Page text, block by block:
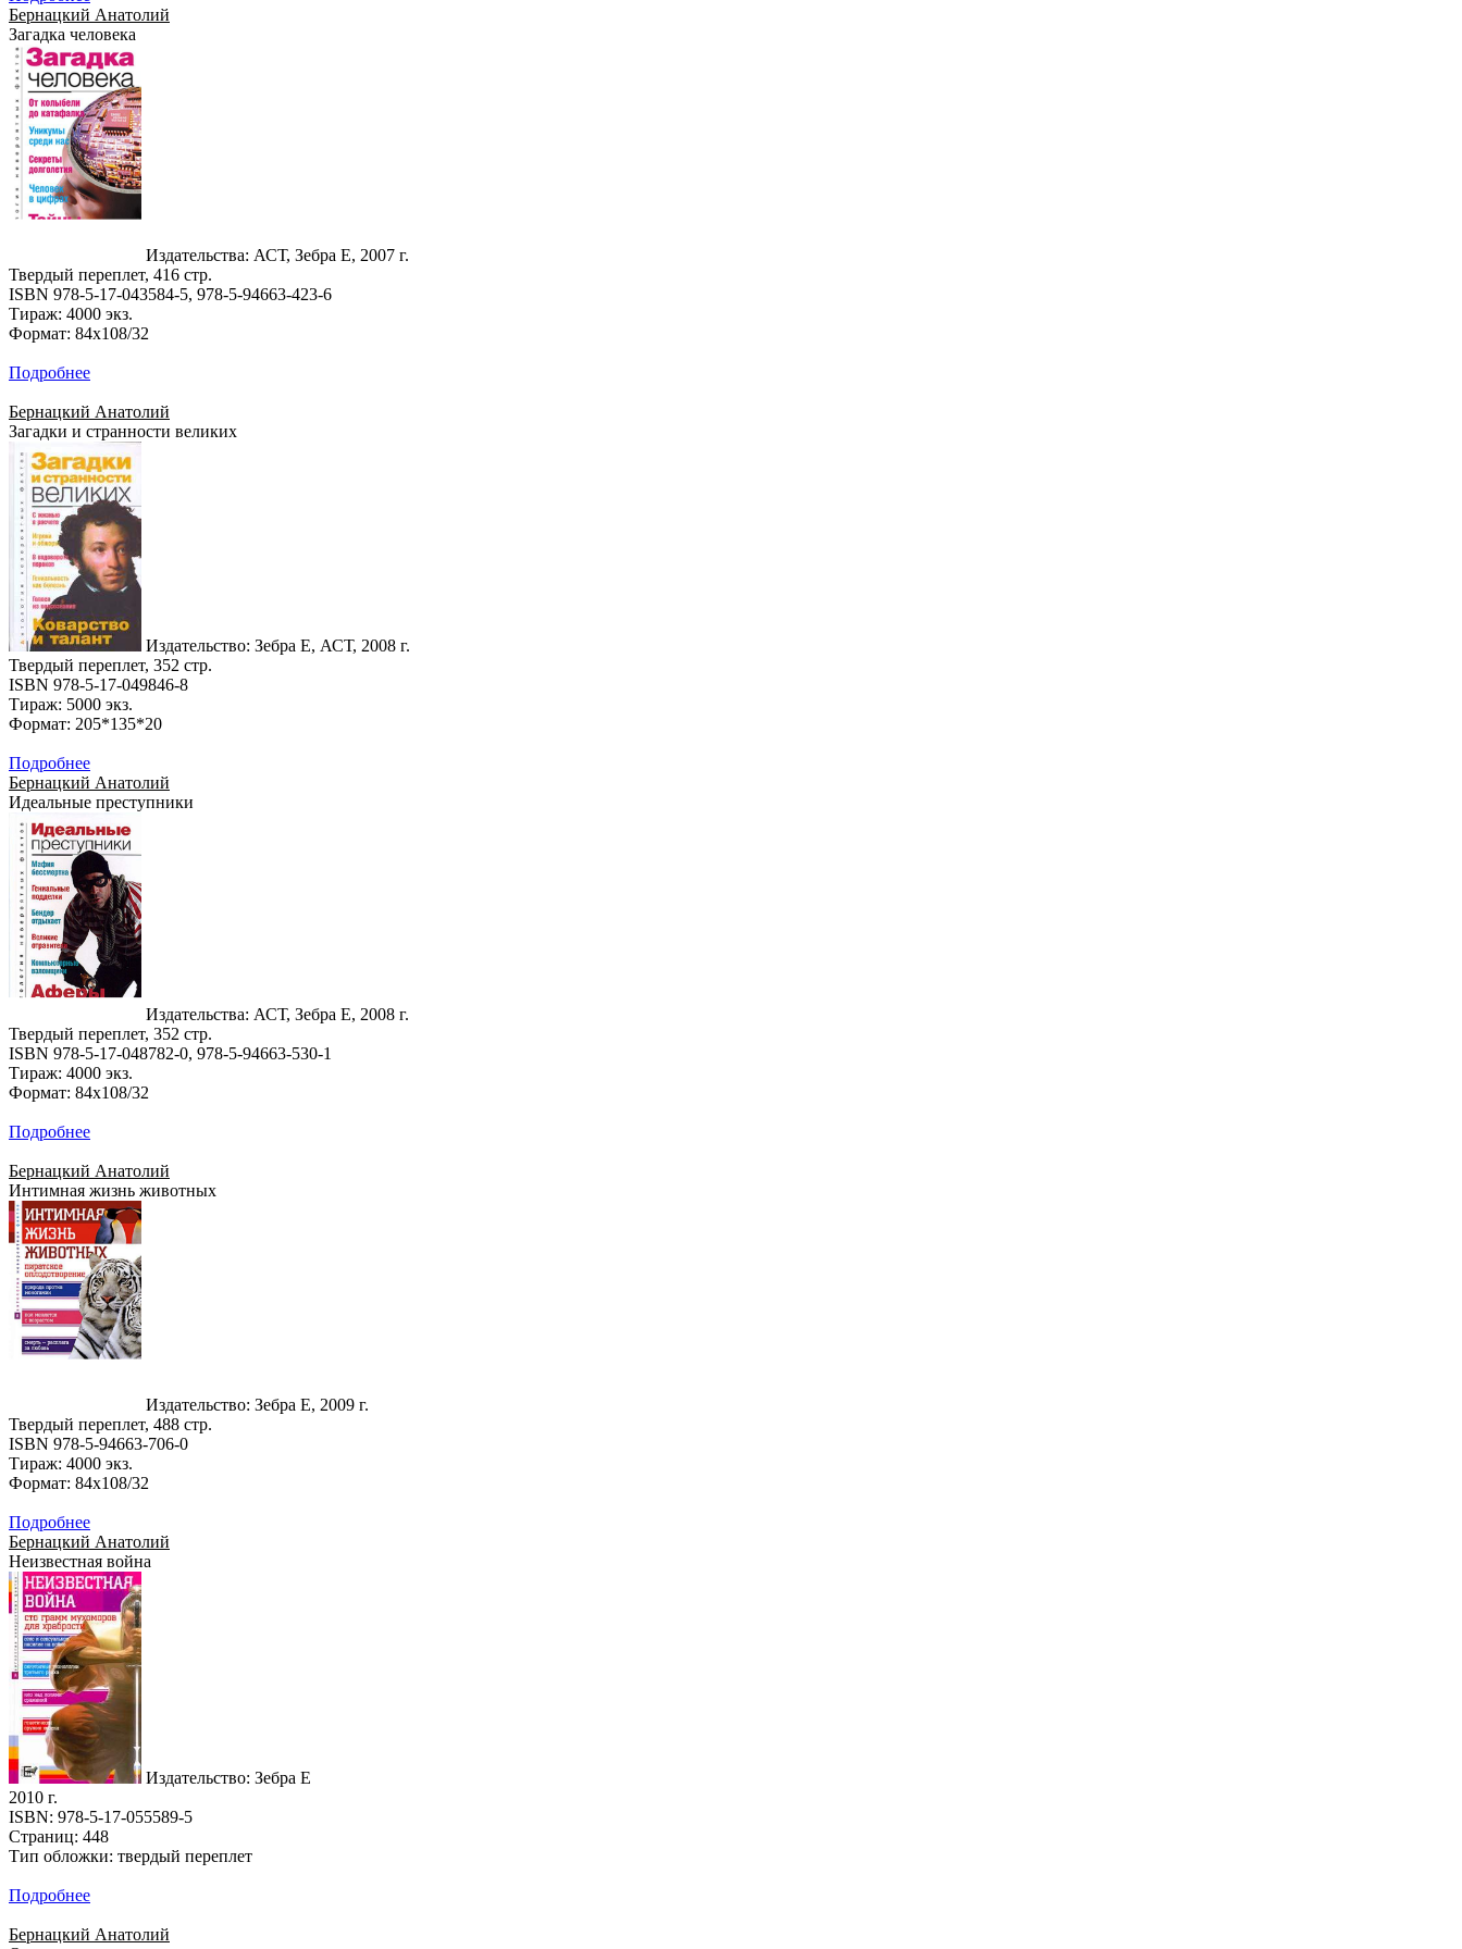
Бернацкий Анатолий
Загадка человека
Издательства: АСТ, Зебра Е, 2007 г.
Твердый переплет, 416 стр.
ISBN 978-5-17-043584-5, 978-5-94663-423-6
Тираж: 4000 экз.
Формат: 84x108/32
Подробнее
Бернацкий Анатолий
Загадки и странности великих
Издательство: Зебра Е, АСТ, 2008 г.
Твердый переплет, 352 стр.
ISBN 978-5-17-049846-8
Тираж: 5000 экз.
Формат: 205*135*20
Подробнее
Бернацкий Анатолий
Идеальные преступники
Издательства: АСТ, Зебра Е, 2008 г.
Твердый переплет, 352 стр.
ISBN 978-5-17-048782-0, 978-5-94663-530-1
Тираж: 4000 экз.
Формат: 84x108/32
Подробнее
Бернацкий Анатолий
Интимная жизнь животных
Издательство: Зебра Е, 2009 г.
Твердый переплет, 488 стр.
ISBN 978-5-94663-706-0
Тираж: 4000 экз.
Формат: 84x108/32
Подробнее
Бернацкий Анатолий
Неизвестная война
Издательство: Зебра Е
2010 г.
ISBN: 978-5-17-055589-5
Страниц: 448
Тип обложки: твердый переплет
Подробнее
Бернацкий Анатолий